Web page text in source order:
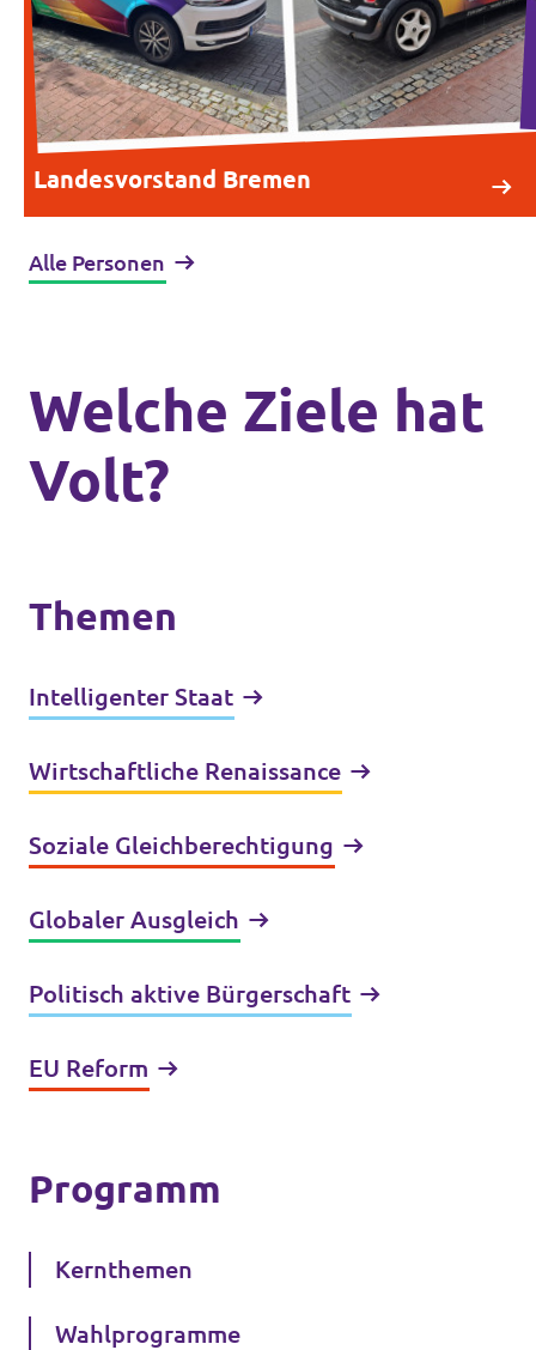
Landesvorstand Bremen
Alle Personen
Welche Ziele hat
Volt?
Themen
Intelligenter Staat
Wirtschaftliche Renaissance
Soziale Gleichberechtigung
Globaler Ausgleich
Politisch aktive Bürgerschaft
EU Reform
Programm
Kernthemen
Wahlprogramme